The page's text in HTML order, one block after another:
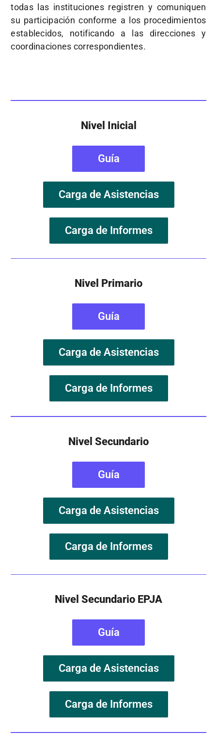
todas las instituciones registren y comuniquen
su participación conforme a los procedimientos
establecidos, notificando a las direcciones y
coordinaciones correspondientes.
Nivel Inicial
Guía
Carga de Asistencias
Carga de Informes
Nivel Primario
Guía
Carga de Asistencias
Carga de Informes
Nivel Secundario
Guía
Carga de Asistencias
Carga de Informes
Nivel Secundario EPJA
Guía
Carga de Asistencias
Carga de Informes